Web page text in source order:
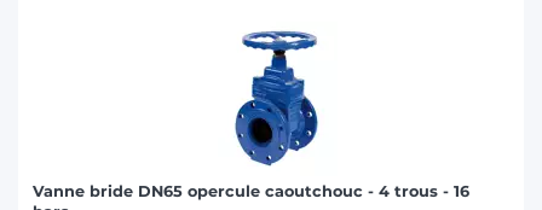
Vanne bride DN65 opercule caoutchouc - 4 trous - 16